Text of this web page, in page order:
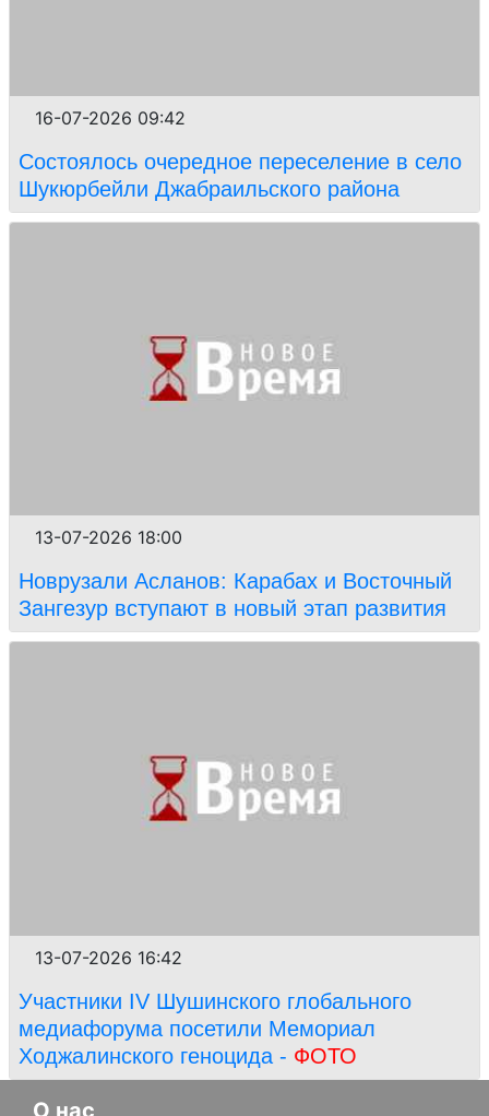
16-07-2026 09:42
Состоялось очередное переселение в село
Шукюрбейли Джабраильского района
13-07-2026 18:00
Новрузали Асланов: Карабах и Восточный
Зангезур вступают в новый этап развития
13-07-2026 16:42
Участники IV Шушинского глобального
медиафорума посетили Мемориал
Ходжалинского геноцида - ФОТО